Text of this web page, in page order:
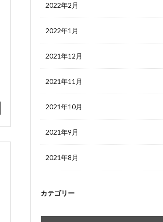
2022年2月
2022年1月
2021年12月
2021年11月
2021年10月
2021年9月
2021年8月
カテゴリー